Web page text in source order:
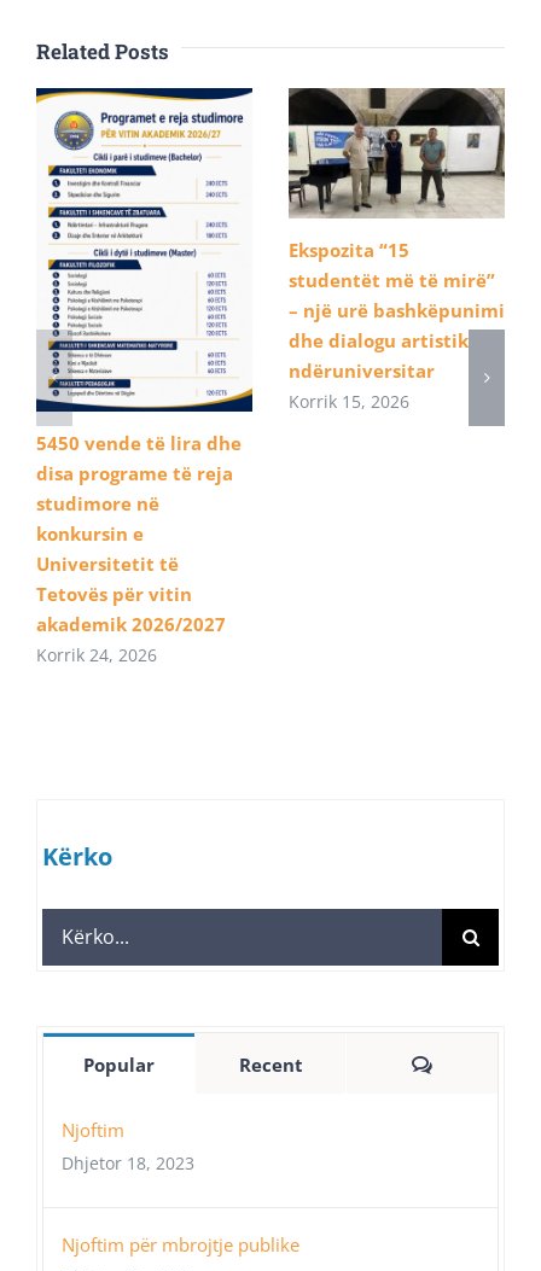
Related Posts
5450 vende të lira dhe
disa programe të reja
studimore në
konkursin e
Universitetit të
Tetovës për vitin
akademik 2026/2027
Korrik 24, 2026
Ekspozita “15
studentët më të mirë”
– një urë bashkëpunimi
dhe dialogu artistik
ndëruniversitar
Korrik 15, 2026
Kërko
Search
for:
Popular Recent Comments
Njoftim
Dhjetor 18, 2023
Njoftim për mbrojtje publike